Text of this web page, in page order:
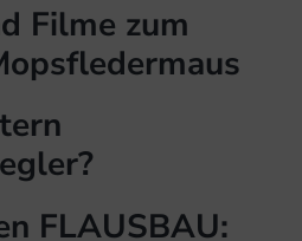
Filme zum
FLAUSBAU: